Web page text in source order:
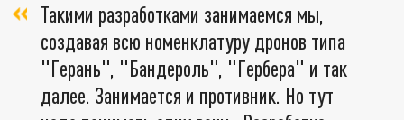
Такими разработками занимаемся мы,
создавая всю номенклатуру дронов типа
"Герань", "Бандероль", "Гербера" и так
далее. Занимается и противник. Но тут